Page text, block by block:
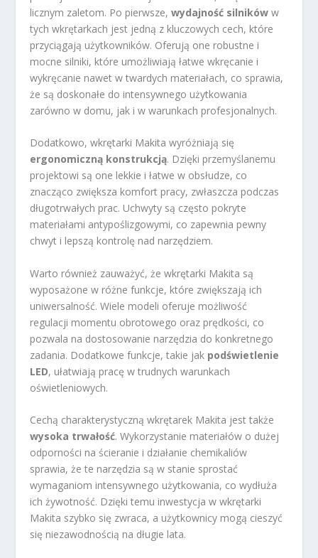
licznym zaletom. Po pierwsze,wydajność silników w
tych wkrętarkach jest jedną z kluczowych cech, które
przyciągają użytkowników. Oferują one robustne i
mocne silniki, które umożliwiają łatwe wkręcanie i
wykręcanie nawet w twardych materiałach, co sprawia,
że są doskonałe do intensywnego użytkowania
zarówno w domu, jak i w warunkach profesjonalnych.
Dodatkowo, wkrętarki Makita wyróżniają się
ergonomiczną konstrukcją. Dzięki przemyślanemu
projektowi są one lekkie i łatwe w obsłudze, co
znacząco zwiększa komfort pracy, zwłaszcza podczas
długotrwałych prac. Uchwyty są często pokryte
materiałami antypoślizgowymi, co zapewnia pewny
chwyt i lepszą kontrolę nad narzędziem.
Warto również zauważyć, że wkrętarki Makita są
wyposażone w różne funkcje, które zwiększają ich
uniwersalność. Wiele modeli oferuje możliwość
regulacji momentu obrotowego oraz prędkości, co
pozwala na dostosowanie narzędzia do konkretnego
zadania. Dodatkowe funkcje, takie jak podświetlenie
LED, ułatwiają pracę w trudnych warunkach
oświetleniowych.
Cechą charakterystyczną wkrętarek Makita jest także
wysoka trwałość. Wykorzystanie materiałów o dużej
odporności na ścieranie i działanie chemikaliów
sprawia, że te narzędzia są w stanie sprostać
wymaganiom intensywnego użytkowania, co wydłuża
ich żywotność. Dzięki temu inwestycja w wkrętarki
Makita szybko się zwraca, a użytkownicy mogą cieszyć
się niezawodnością na długie lata.